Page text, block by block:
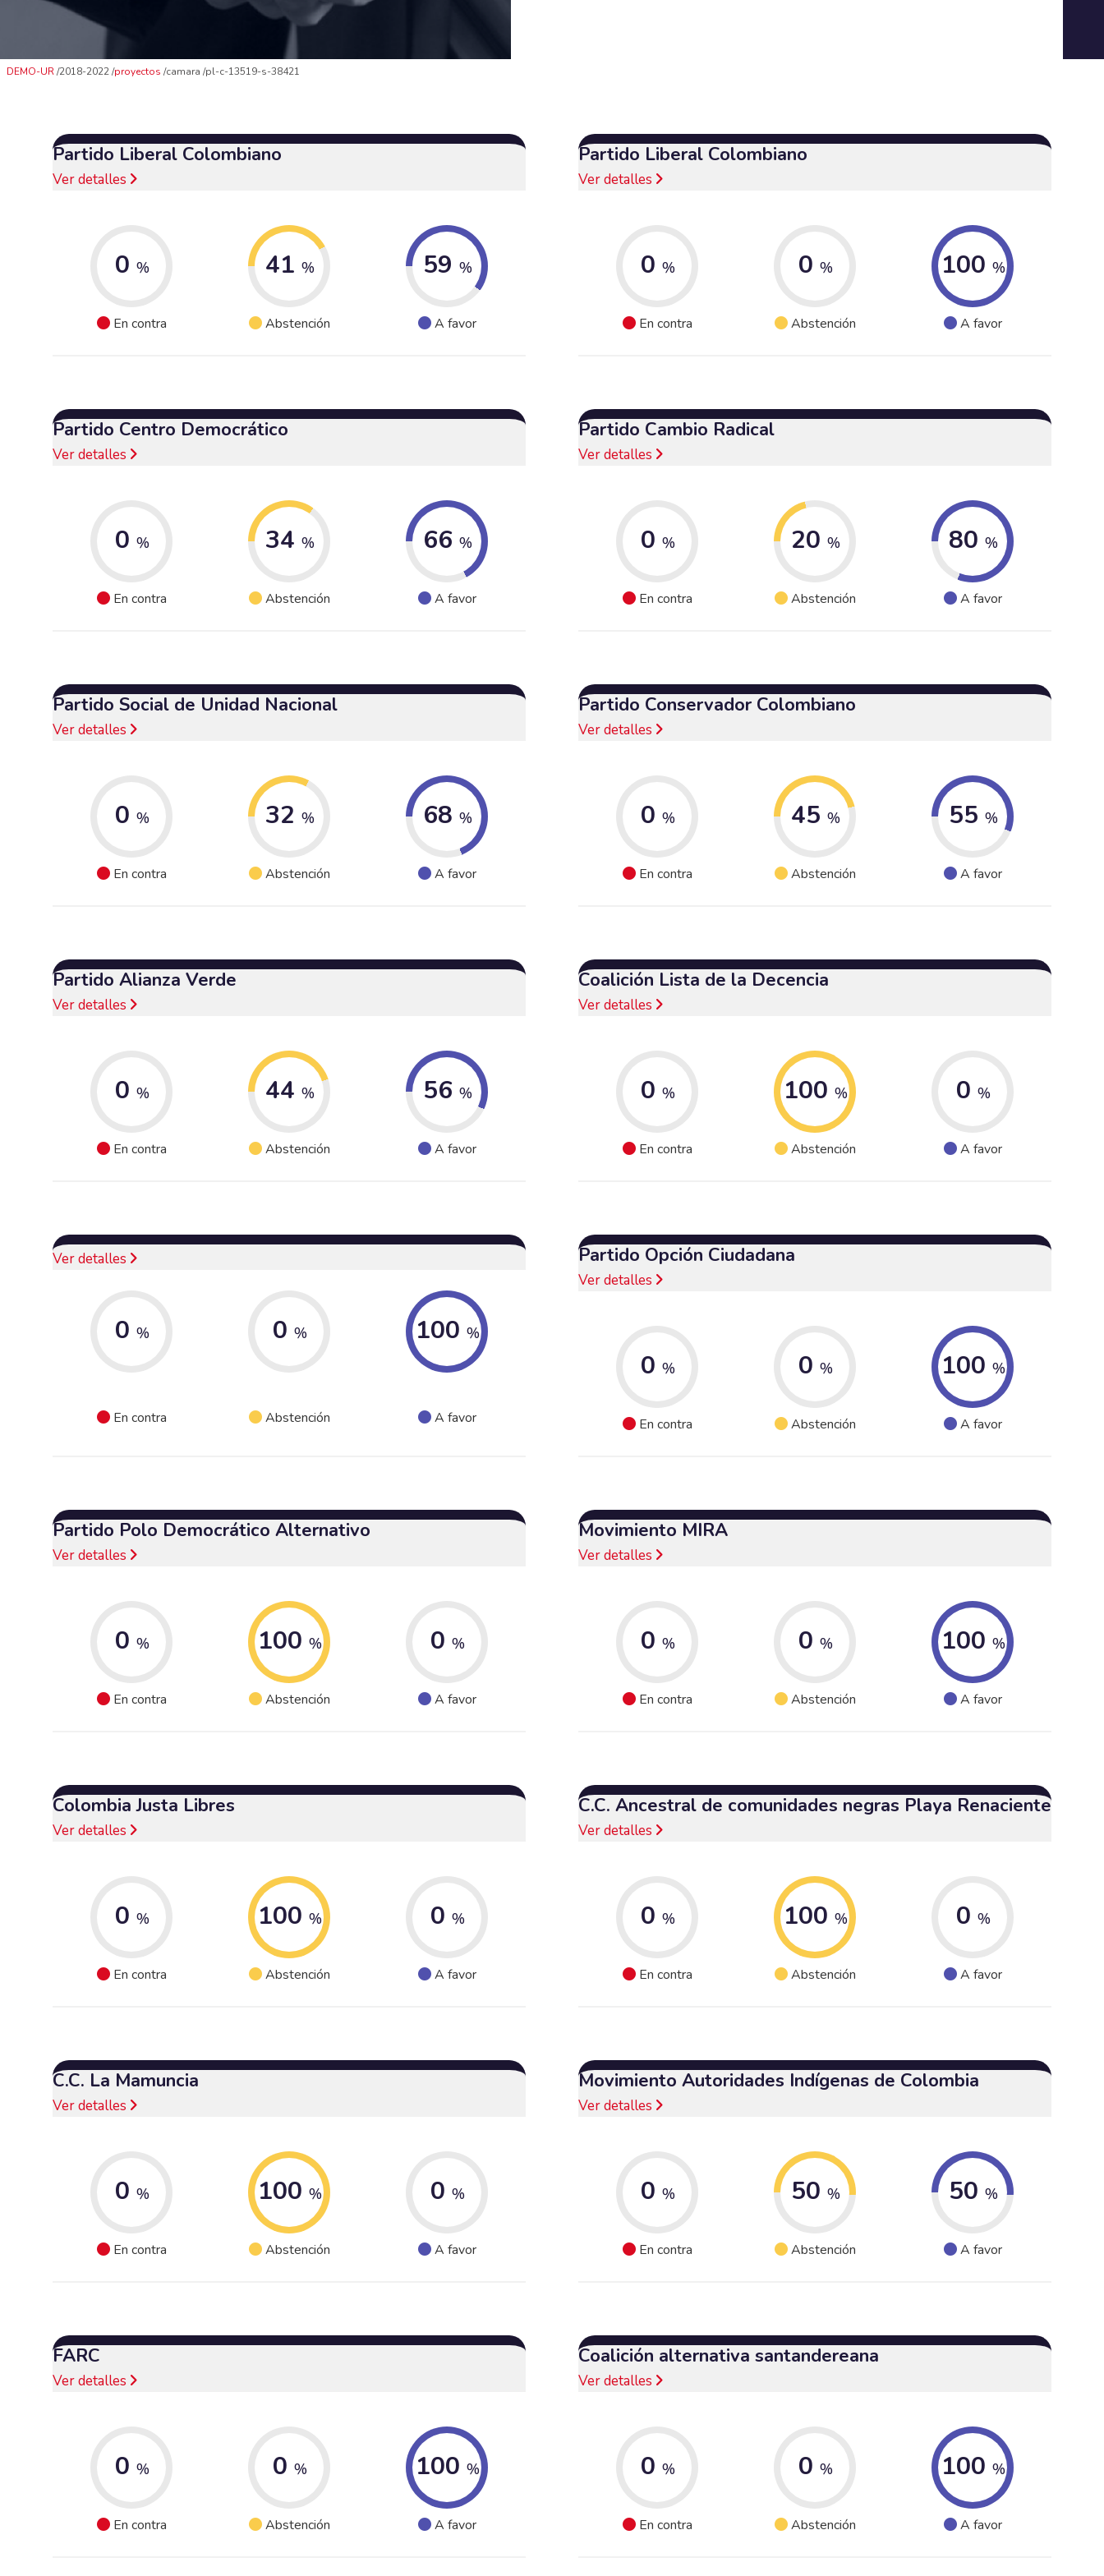
DEMO-UR 2018-2022 proyectos camara pl-c-13519-s-38421
Partido Liberal Colombiano
Ver detalles
0 %
En contra
41 %
Abstención
59 %
A favor
Partido Liberal Colombiano
Ver detalles
0 %
En contra
0 %
Abstención
100 %
A favor
Partido Centro Democrático
Ver detalles
0 %
En contra
34 %
Abstención
66 %
A favor
Partido Cambio Radical
Ver detalles
0 %
En contra
20 %
Abstención
80 %
A favor
Partido Social de Unidad Nacional
Ver detalles
0 %
En contra
32 %
Abstención
68 %
A favor
Partido Conservador Colombiano
Ver detalles
0 %
En contra
45 %
Abstención
55 %
A favor
Partido Alianza Verde
Ver detalles
0 %
En contra
44 %
Abstención
56 %
A favor
Coalición Lista de la Decencia
Ver detalles
0 %
En contra
100 %
Abstención
0 %
A favor
Ver detalles
0 %
En contra
0 %
Abstención
100 %
A favor
Partido Opción Ciudadana
Ver detalles
0 %
En contra
0 %
Abstención
100 %
A favor
Partido Polo Democrático Alternativo
Ver detalles
0 %
En contra
100 %
Abstención
0 %
A favor
Movimiento MIRA
Ver detalles
0 %
En contra
0 %
Abstención
100 %
A favor
Colombia Justa Libres
Ver detalles
0 %
En contra
100 %
Abstención
0 %
A favor
C.C. Ancestral de comunidades negras Playa Renaciente
Ver detalles
0 %
En contra
100 %
Abstención
0 %
A favor
C.C. La Mamuncia
Ver detalles
0 %
En contra
100 %
Abstención
0 %
A favor
Movimiento Autoridades Indígenas de Colombia
Ver detalles
0 %
En contra
50 %
Abstención
50 %
A favor
FARC
Ver detalles
0 %
En contra
0 %
Abstención
100 %
A favor
Coalición alternativa santandereana
Ver detalles
0 %
En contra
0 %
Abstención
100 %
A favor